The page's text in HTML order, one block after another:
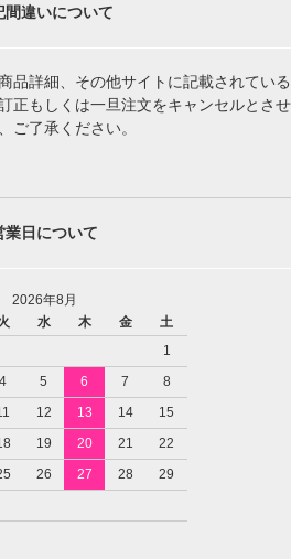
間違いについて
品詳細、その他サイトに記載されている
正もしくは一旦注文をキャンセルとさせ
ご了承ください。
業日について
2026年8月
水 木 金
土
1
4 5 6 7
8
12 13 14
15
19 20 21
22
26 27 28
29